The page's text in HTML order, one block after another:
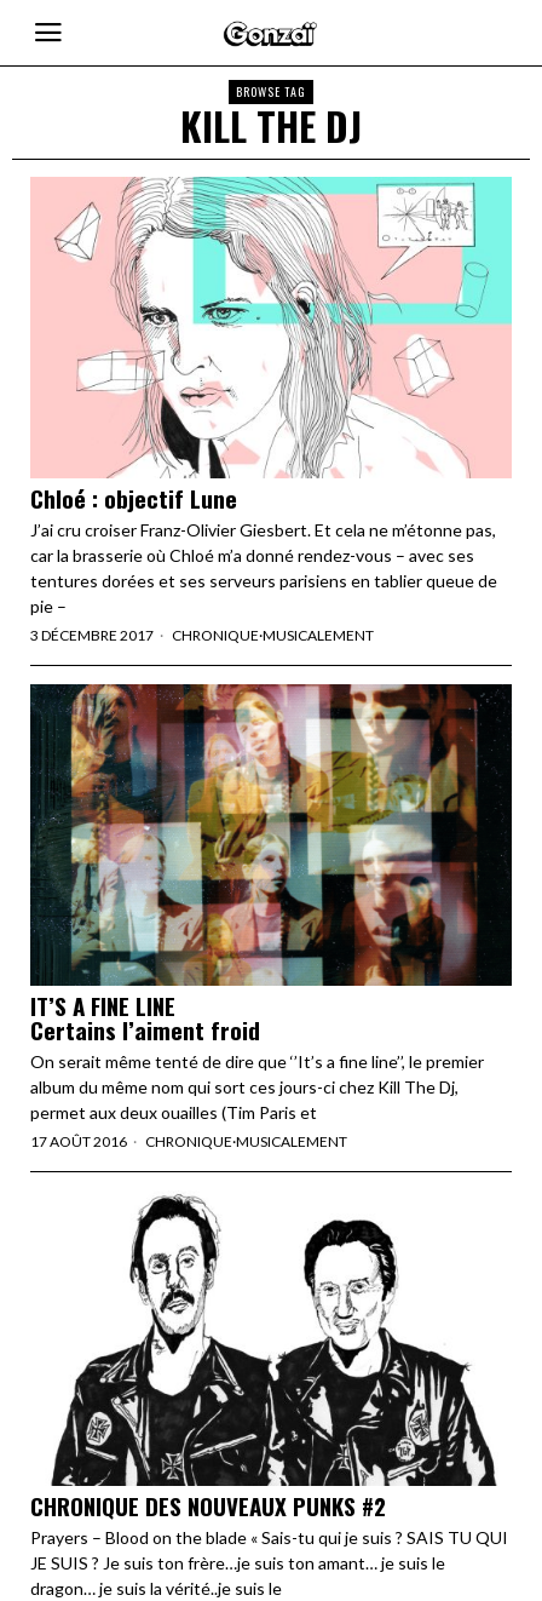
BROWSE TAG
KILL THE DJ
Chloé : objectif Lune
J’ai cru croiser Franz-Olivier Giesbert. Et cela ne m’étonne pas,
car la brasserie où Chloé m’a donné rendez-vous – avec ses
tentures dorées et ses serveurs parisiens en tablier queue de
pie –
3 DÉCEMBRE 2017 CHRONIQUE·MUSICALEMENT
IT’S A FINE LINE
Certains l’aiment froid
On serait même tenté de dire que ‘’It’s a fine line’’, le premier
album du même nom qui sort ces jours-ci chez Kill The Dj,
permet aux deux ouailles (Tim Paris et
17 AOÛT 2016 CHRONIQUE·MUSICALEMENT
CHRONIQUE DES NOUVEAUX PUNKS #2
Prayers – Blood on the blade « Sais-tu qui je suis ? SAIS TU QUI
JE SUIS ? Je suis ton frère…je suis ton amant… je suis le
dragon… je suis la vérité..je suis le